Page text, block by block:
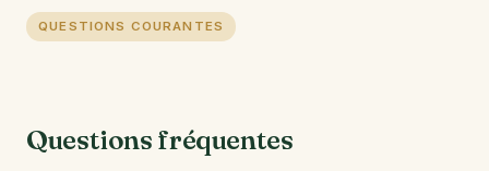
QUESTIONS COURANTES
Questions fréquentes